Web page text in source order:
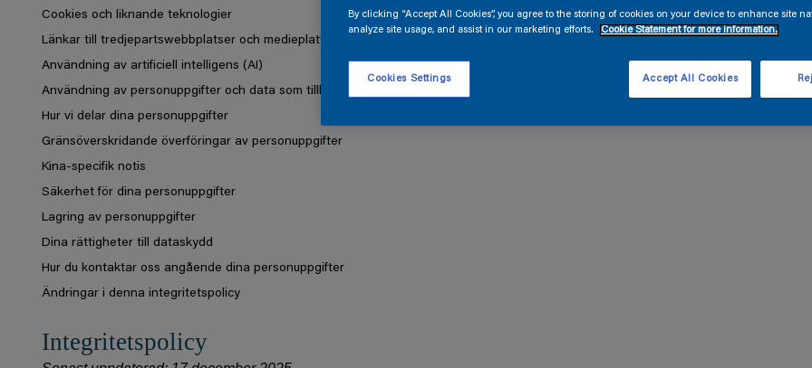
Cookies och liknande teknologier
Länkar till tredjepartswebbplatser och medieplattformar
Användning av artificiell intelligens (AI)
Användning av personuppgifter och data som tillhandahållits av andra
Hur vi delar dina personuppgifter
Gränsöverskridande överföringar av personuppgifter
Kina-specifik notis
Säkerhet för dina personuppgifter
Lagring av personuppgifter
Dina rättigheter till dataskydd
Hur du kontaktar oss angående dina personuppgifter
Ändringar i denna integritetspolicy
Integritetspolicy
By clicking “Accept All Cookies”, you agree to the storing of cookies on your device to enhance site
analyze site usage, and assist in our marketing efforts.
Cookie Statement for more information.
Accept All Cookies
Cookies Settings